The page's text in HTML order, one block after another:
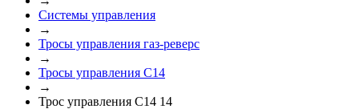
Системы управления
→
Тросы управления газ-реверс
→
Тросы управления C14
→
Трос управления C14 14